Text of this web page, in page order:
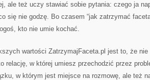
ale też uczy stawiać sobie pytania: czego ja
się nie godzę. Bo czasem “jak zatrzymać
kto nie umie kochać.
wartości ZatrzymajFaceta.pl jest to, że nie
relację, w której umiesz przechodzić przez
w którym jest miejsce na rozmowę, ale też